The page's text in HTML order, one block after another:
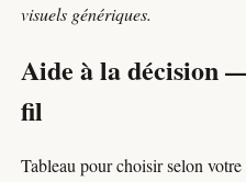
visuels génériques.
Aide à la décision
fil
Tableau pour choisir selon